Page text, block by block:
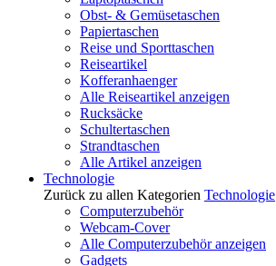
Obst- & Gemüsetaschen
Papiertaschen
Reise und Sporttaschen
Reiseartikel
Kofferanhaenger
Alle Reiseartikel anzeigen
Rucksäcke
Schultertaschen
Strandtaschen
Alle Artikel anzeigen
Technologie
Zurück zu allen Kategorien Technologie
Computerzubehör
Webcam-Cover
Alle Computerzubehör anzeigen
Gadgets